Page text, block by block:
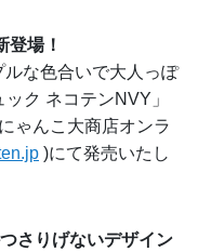
登場！
な色合いで大人っぽ
ク ネコテンNVY」
ゃんこ大商店オンラ
)にて発売いたし
さりげないデザイン